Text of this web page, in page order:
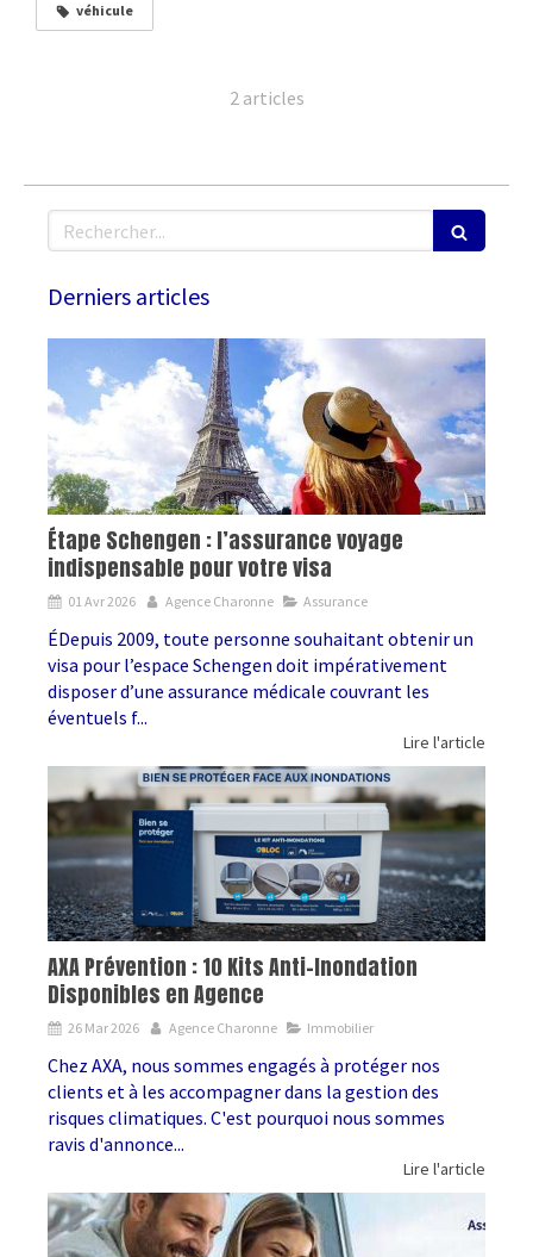
véhicule
2 articles
Rechercher
Derniers articles
Étape Schengen : l’assurance voyage
indispensable pour votre visa
01 Avr 2026 Agence Charonne Assurance
ÉDepuis 2009, toute personne souhaitant obtenir un
visa pour l’espace Schengen doit impérativement
disposer d’une assurance médicale couvrant les
éventuels f...
Lire l'article
AXA Prévention : 10 Kits Anti-Inondation
Disponibles en Agence
26 Mar 2026 Agence Charonne Immobilier
Chez AXA, nous sommes engagés à protéger nos
clients et à les accompagner dans la gestion des
risques climatiques. C'est pourquoi nous sommes
ravis d'annonce...
Lire l'article